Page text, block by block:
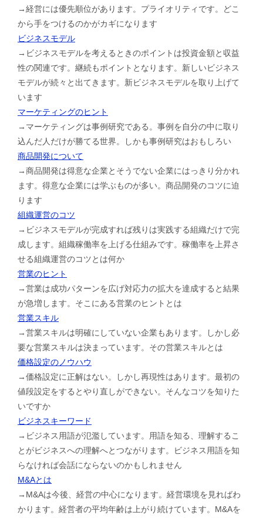
→経営には優先順位があります。プライオリティです。どこ
から手をつけるのかがカギになります
ビジネスモデル
→ビジネスモデルを考えるときのポイントは投資金額と収益
性の関連です。継続もポイントとなります。新しいビジネス
モデルが続々と出てきます。新ビジネスモデルを取り上げて
います
マーケティングのヒント
→マーケティングは事例研究である。事例を自分の中に取り
込んだ人だけが勝てる世界。しかも事例研究はおもしろい
商品開発について
→商品開発は得意な企業とそうでない企業にはっきり分かれ
ます。得意な企業には学ぶものが多い。商品開発のコツに迫
ります
組織運営のコツ
→ビジネスモデルが完成すれば残りは実践する組織だけで完
成します。組織稼働率を上げる仕組みです。稼働率を上昇さ
せる組織運営のコツとは何か
営業のヒント
→営業は成功パターンを広げ対応力の拡大を達成すると結果
が急増します。そこにある営業のヒントとは
営業スキル
→営業スキルは明確にしていない企業もあります。しかし必
要な営業スキルは決まっています。その営業スキルとは
価格設定のノウハウ
→価格設定に正解はない。しかし再現性はあります。最初の
値段設定をするとやり直しができない。そんなコツを知りた
いですか
ビジネスキーワード
→ビジネス用語が氾濫しています。用語を知る、理解するこ
とがビジネスへの理解へとつながります。ビジネス用語を知
らなければ会話にならないのかもしれません
M&Aとは
→M&Aは今後、経営の中心になります。経営環境を見ればわ
かります。経営者の平均年齢は上がり続けています。M&Aを